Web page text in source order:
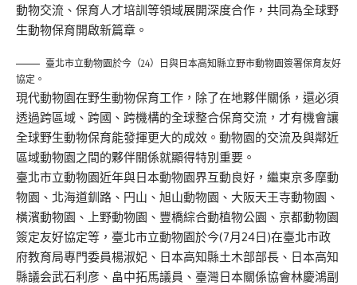
動物交流、保育人才培訓等領域展開深度合作，共同為全球野
生動物保育開啟新篇章。
臺北市立動物園於今（24）日與日本高知縣立野市動物園簽署保育友好
協定。
現代動物園在野生動物保育工作，除了在地夥伴關係，還必須
透過跨區域、跨國、跨機構的全球整合保育交流，才有機會讓
全球野生動物保育能發揮更大的成效。動物園的交流及與鄰近
區域動物園之間的夥伴關係就顯得特別重要。
臺北市立動物園近年與日本動物園界互動良好，繼東京多摩動
物園、北海道釧路、円山、旭山動物園、大阪天王寺動物園、
橫濱動物園、上野動物園、豐橋綜合動植物公園、京都動物園
簽定友好協定等，臺北市立動物園於今(7月24日)在臺北市政
府教育局專門委員楊淑妃、日本高知縣土木部部長、日本高知
縣議会武石利彦、畠中拓馬議員、臺灣日本關係協會林慶鴻副